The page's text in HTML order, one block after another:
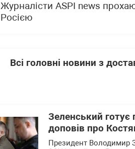
Журналісти ASPI news
Росією
Всі головні новини з
Зеленський
доповів про
Президент Володимир